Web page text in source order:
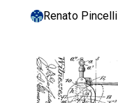
Renato Pincelli